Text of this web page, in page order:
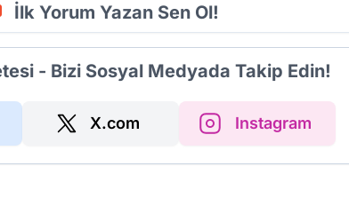
İlk Yorum Yazan Sen Ol!
- Bizi Sosyal Medyada Takip Edin!
X.com Instagram